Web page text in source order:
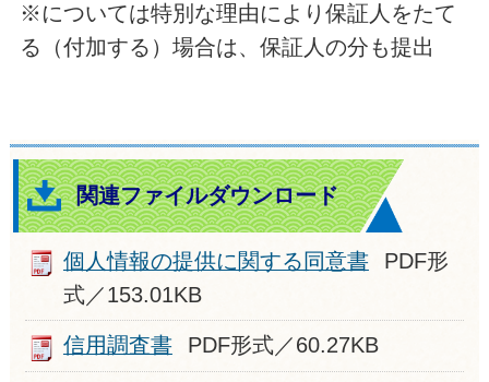
※については特別な理由により保証人をたて
る（付加する）場合は、保証人の分も提出
関連ファイルダウンロード
個人情報の提供に関する同意書
PDF形
式／153.01KB
信用調査書 PDF形式／60.27KB